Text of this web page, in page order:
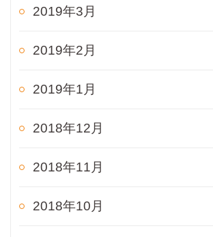
2019年3月
2019年2月
2019年1月
2018年12月
2018年11月
2018年10月